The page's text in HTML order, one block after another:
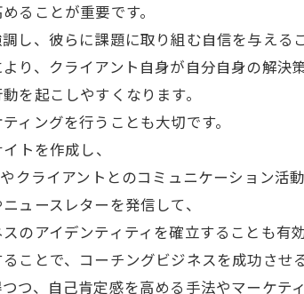
ることが重要です。
し、彼らに課題に取り組む自信を与える
り、クライアント自身が自分自身の解決
を起こしやすくなります。
ィングを行うことも大切です。
トを作成し、
クライアントとのコミュニケーション活
ュースレターを発信して、
のアイデンティティを確立することも有効
ことで、コーチングビジネスを成功させ
つ、自己肯定感を高める手法やマーケテ